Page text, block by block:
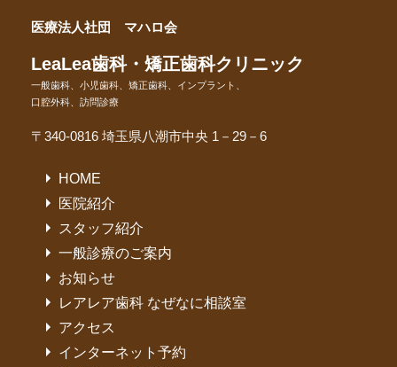
医療法人社団 マハロ会
LeaLea歯科・矯正歯科クリニック
一般歯科、小児歯科、矯正歯科、インプラント、
口腔外科、訪問診療
〒340-0816 埼玉県八潮市中央 1－29－6
HOME
医院紹介
スタッフ紹介
一般診療のご案内
お知らせ
レアレア歯科 なぜなに相談室
アクセス
インターネット予約